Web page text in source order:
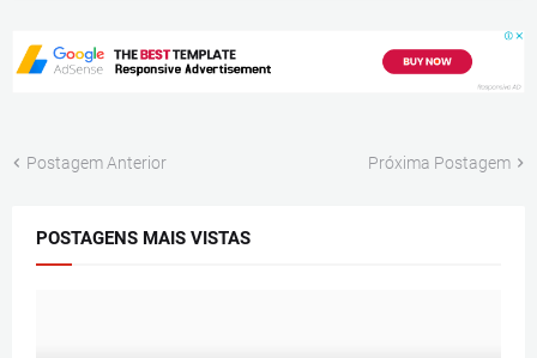
Postagem Anterior Próxima Postagem
POSTAGENS MAIS VISTAS